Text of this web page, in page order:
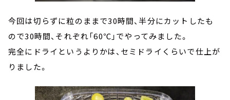
今回は切らずに粒のままで30時間、半分にカットしたも
ので30時間、それぞれ「60℃」でやってみました。
完全にドライというよりかは、セミドライくらいで仕上が
りました。